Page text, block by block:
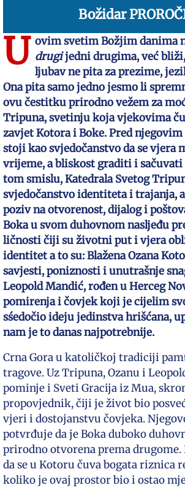
Božidar
U ovim svetim Božjim danima
drugijedni drugima, već
ljubav ne pita za prezime,
Ona pita samo jedno jesmo li
ovu čestitku prirodno vežem za
Tripuna, svetinju koja vjekovima
zavjet Kotora i Boke. Pred
stoji kao svjedočanstvo da se vjera
vrijeme, a bliskost graditi i sačuvati
tom smislu, Katedrala Svetog
svjedočanstvo identiteta i trajanja,
poziv na otvorenost, dijalog i
Boka u svom duhovnom nasljeđu
ličnosti čiji su životni put i vjera
identitet a to su: Blažena Ozana
savjesti, poniznosti i unutrašnje
Leopold Mandić, rođen u Herceg
pomirenja i čovjek koji je cijelim
sśedočio ideju jedinstva hrišćana,
nam je to danas najpotrebnije.
Crna Gora u katoličkoj tradiciji
tragove. Uz Tripuna, Ozanu i
pominje i Sveti Gracija iz Mua,
propovjednik, čiji je život bio
vjeri i dostojanstvu čovjeka.
potvrđuje da je Boka duboko
prirodno otvorena prema drugome.
da se u Kotoru čuva bogata riznica
koliko je ovaj prostor bio i ostao